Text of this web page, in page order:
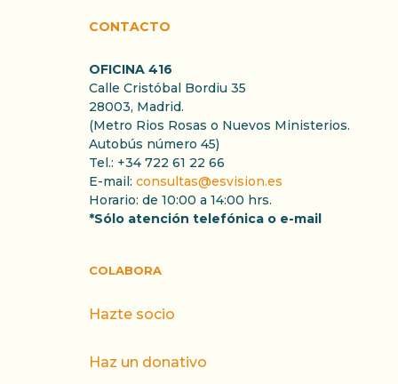
CONTACTO
OFICINA 416
Calle Cristóbal Bordiu 35
28003, Madrid.
(Metro Rios Rosas o Nuevos Ministerios.
Autobús número 45)
Tel.: +34 722 61 22 66
E-mail: consultas@esvision.es
Horario: de 10:00 a 14:00 hrs.
*Sólo atención telefónica o e-mail
COLABORA
Hazte socio
Haz un donativo